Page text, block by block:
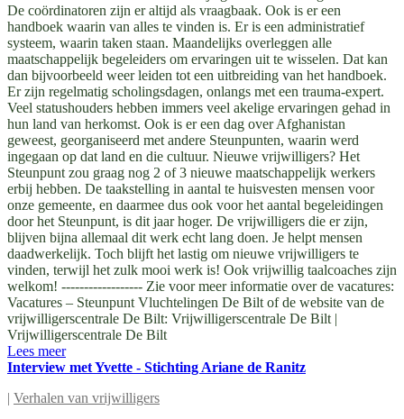
De coördinatoren zijn er altijd als vraagbaak. Ook is er een
handboek waarin van alles te vinden is. Er is een administratief
systeem, waarin taken staan. Maandelijks overleggen alle
maatschappelijk begeleiders om ervaringen uit te wisselen. Dat kan
dan bijvoorbeeld weer leiden tot een uitbreiding van het handboek.
Er zijn regelmatig scholingsdagen, onlangs met een trauma-expert.
Veel statushouders hebben immers veel akelige ervaringen gehad in
hun land van herkomst. Ook is er een dag over Afghanistan
geweest, georganiseerd met andere Steunpunten, waarin werd
ingegaan op dat land en die cultuur. Nieuwe vrijwilligers? Het
Steunpunt zou graag nog 2 of 3 nieuwe maatschappelijk werkers
erbij hebben. De taakstelling in aantal te huisvesten mensen voor
onze gemeente, en daarmee dus ook voor het aantal begeleidingen
door het Steunpunt, is dit jaar hoger. De vrijwilligers die er zijn,
blijven bijna allemaal dit werk echt lang doen. Je helpt mensen
daadwerkelijk. Toch blijft het lastig om nieuwe vrijwilligers te
vinden, terwijl het zulk mooi werk is! Ook vrijwillig taalcoaches zijn
welkom! ------------------ Zie voor meer informatie over de vacatures:
Vacatures – Steunpunt Vluchtelingen De Bilt of de website van de
vrijwilligerscentrale De Bilt: Vrijwilligerscentrale De Bilt |
Vrijwilligerscentrale De Bilt
Lees meer
Interview met Yvette - Stichting Ariane de Ranitz
| Verhalen van vrijwilligers